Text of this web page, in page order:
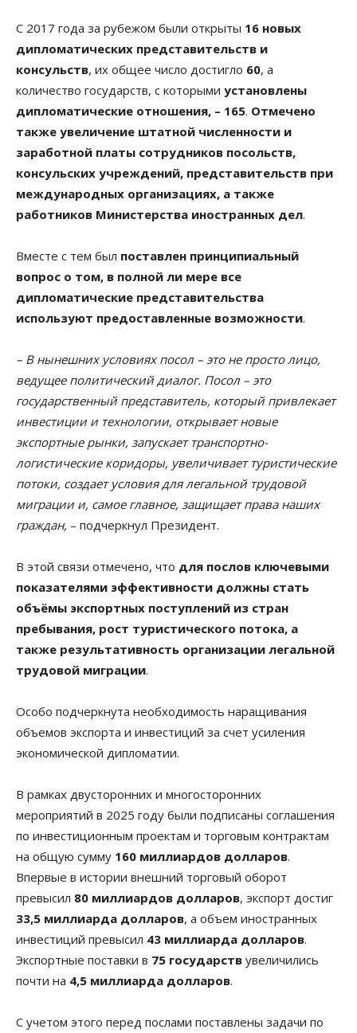
С 2017 года за рубежом были открыты 16 новых
дипломатических представительств и
консульств, их общее число достигло 60, а
количество государств, с которыми установлены
дипломатические отношения, – 165. Отмечено
также увеличение штатной численности и
заработной платы сотрудников посольств,
консульских учреждений, представительств при
международных организациях, а также
работников Министерства иностранных дел.
Вместе с тем был поставлен принципиальный
вопрос о том, в полной ли мере все
дипломатические представительства
используют предоставленные возможности.
– В нынешних условиях посол – это не просто лицо,
ведущее политический диалог. Посол – это
государственный представитель, который привлекает
инвестиции и технологии, открывает новые
экспортные рынки, запускает транспортно-
логистические коридоры, увеличивает туристические
потоки, создает условия для легальной трудовой
миграции и, самое главное, защищает права наших
граждан, – подчеркнул Президент.
В этой связи отмечено, что для послов ключевыми
показателями эффективности должны стать
объёмы экспортных поступлений из стран
пребывания, рост туристического потока, а
также результативность организации легальной
трудовой миграции.
Особо подчеркнута необходимость наращивания
объемов экспорта и инвестиций за счет усиления
экономической дипломатии.
В рамках двусторонних и многосторонних
мероприятий в 2025 году были подписаны соглашения
по инвестиционным проектам и торговым контрактам
на общую сумму 160 миллиардов долларов.
Впервые в истории внешний торговый оборот
превысил 80 миллиардов долларов, экспорт достиг
33,5 миллиарда долларов, а объем иностранных
инвестиций превысил 43 миллиарда долларов.
Экспортные поставки в 75 государств увеличились
почти на 4,5 миллиарда долларов.
С учетом этого перед послами поставлены задачи по